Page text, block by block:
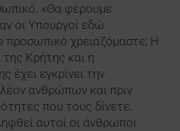
«Θα φέρουμε
οι Υπουργοί εδώ
χρειαζόμαστε; Η
της Κρήτης και η
έχει εγκρίνει την
ανθρώπων και πριν
που τους δίνετε.
αυτοί οι άνθρωποι